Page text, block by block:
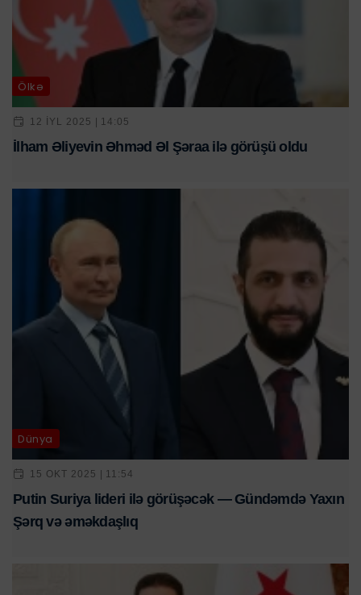
Ölkə
12 IYL 2025 | 14:05
İlham Əliyevin Əhməd Əl Şəraa ilə görüşü oldu
Dünya
15 OKT 2025 | 11:54
Putin Suriya lideri ilə görüşəcək — Gündəmdə Yaxın
Şərq və əməkdaşlıq